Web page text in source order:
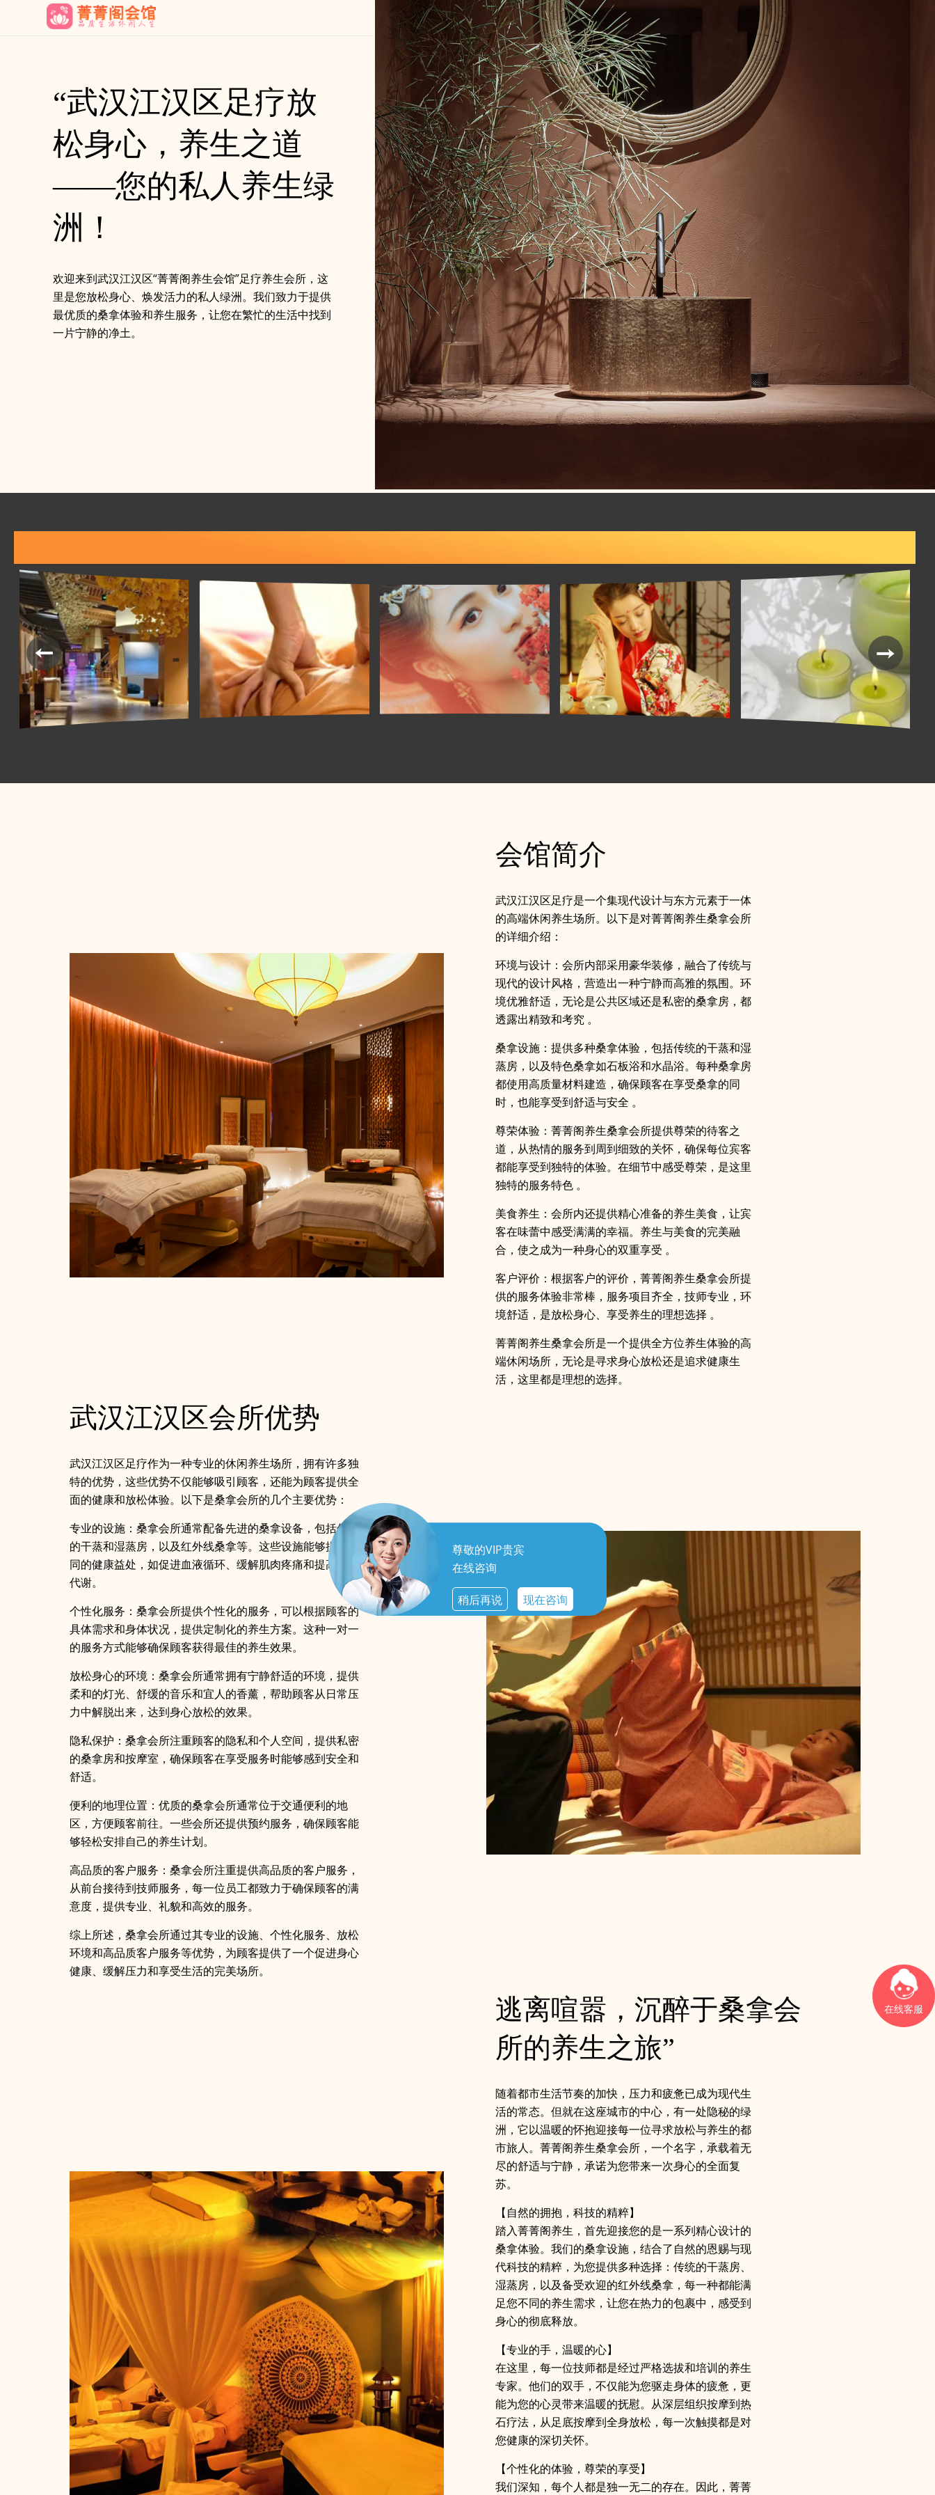
尊敬的VIP贵宾
在线咨询
稍后再说 现在咨询
在线客服
“武汉江汉区足疗放
松身心，养生之道
——您的私人养生绿
洲！
欢迎来到武汉江汉区“菁菁阁养生会馆”足疗养生会所，这
里是您放松身心、焕发活力的私人绿洲。我们致力于提供
最优质的桑拿体验和养生服务，让您在繁忙的生活中找到
一片宁静的净土。
会馆简介
武汉江汉区足疗是一个集现代设计与东方元素于一体
的高端休闲养生场所。以下是对菁菁阁养生桑拿会所
的详细介绍：
环境与设计：会所内部采用豪华装修，融合了传统与
现代的设计风格，营造出一种宁静而高雅的氛围。环
境优雅舒适，无论是公共区域还是私密的桑拿房，都
透露出精致和考究 。
桑拿设施：提供多种桑拿体验，包括传统的干蒸和湿
蒸房，以及特色桑拿如石板浴和水晶浴。每种桑拿房
都使用高质量材料建造，确保顾客在享受桑拿的同
时，也能享受到舒适与安全 。
尊荣体验：菁菁阁养生桑拿会所提供尊荣的待客之
道，从热情的服务到周到细致的关怀，确保每位宾客
都能享受到独特的体验。在细节中感受尊荣，是这里
独特的服务特色 。
美食养生：会所内还提供精心准备的养生美食，让宾
客在味蕾中感受满满的幸福。养生与美食的完美融
合，使之成为一种身心的双重享受 。
客户评价：根据客户的评价，菁菁阁养生桑拿会所提
供的服务体验非常棒，服务项目齐全，技师专业，环
境舒适，是放松身心、享受养生的理想选择 。
菁菁阁养生桑拿会所是一个提供全方位养生体验的高
端休闲场所，无论是寻求身心放松还是追求健康生
活，这里都是理想的选择。
武汉江汉区会所优势
武汉江汉区足疗作为一种专业的休闲养生场所，拥有许多独
特的优势，这些优势不仅能够吸引顾客，还能为顾客提供全
面的健康和放松体验。以下是桑拿会所的几个主要优势：
专业的设施：桑拿会所通常配备先进的桑拿设备，包括传统
的干蒸和湿蒸房，以及红外线桑拿等。这些设施能够提供不
同的健康益处，如促进血液循环、缓解肌肉疼痛和提高身体
代谢。
个性化服务：桑拿会所提供个性化的服务，可以根据顾客的
具体需求和身体状况，提供定制化的养生方案。这种一对一
的服务方式能够确保顾客获得最佳的养生效果。
放松身心的环境：桑拿会所通常拥有宁静舒适的环境，提供
柔和的灯光、舒缓的音乐和宜人的香薰，帮助顾客从日常压
力中解脱出来，达到身心放松的效果。
隐私保护：桑拿会所注重顾客的隐私和个人空间，提供私密
的桑拿房和按摩室，确保顾客在享受服务时能够感到安全和
舒适。
便利的地理位置：优质的桑拿会所通常位于交通便利的地
区，方便顾客前往。一些会所还提供预约服务，确保顾客能
够轻松安排自己的养生计划。
高品质的客户服务：桑拿会所注重提供高品质的客户服务，
从前台接待到技师服务，每一位员工都致力于确保顾客的满
意度，提供专业、礼貌和高效的服务。
综上所述，桑拿会所通过其专业的设施、个性化服务、放松
环境和高品质客户服务等优势，为顾客提供了一个促进身心
健康、缓解压力和享受生活的完美场所。
逃离喧嚣，沉醉于桑拿会
所的养生之旅”
随着都市生活节奏的加快，压力和疲惫已成为现代生
活的常态。但就在这座城市的中心，有一处隐秘的绿
洲，它以温暖的怀抱迎接每一位寻求放松与养生的都
市旅人。菁菁阁养生桑拿会所，一个名字，承载着无
尽的舒适与宁静，承诺为您带来一次身心的全面复
苏。
【自然的拥抱，科技的精粹】
踏入菁菁阁养生，首先迎接您的是一系列精心设计的
桑拿体验。我们的桑拿设施，结合了自然的恩赐与现
代科技的精粹，为您提供多种选择：传统的干蒸房、
湿蒸房，以及备受欢迎的红外线桑拿，每一种都能满
足您不同的养生需求，让您在热力的包裹中，感受到
身心的彻底释放。
【专业的手，温暖的心】
在这里，每一位技师都是经过严格选拔和培训的养生
专家。他们的双手，不仅能为您驱走身体的疲惫，更
能为您的心灵带来温暖的抚慰。从深层组织按摩到热
石疗法，从足底按摩到全身放松，每一次触摸都是对
您健康的深切关怀。
【个性化的体验，尊荣的享受】
我们深知，每个人都是独一无二的存在。因此，菁菁